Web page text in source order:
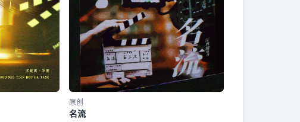
原创
名流